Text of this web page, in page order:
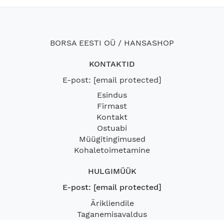
BORSA EESTI OÜ / HANSASHOP
KONTAKTID
E-post: [email protected]
Esindus
Firmast
Kontakt
Ostuabi
Müügitingimused
Kohaletoimetamine
HULGIMÜÜK
E-post: [email protected]
Ärikliendile
Taganemisavaldus